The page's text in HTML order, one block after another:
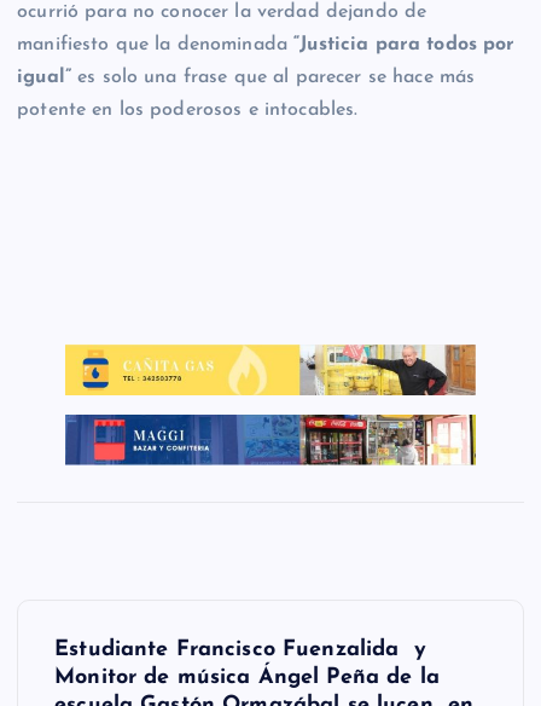
ocurrió para no conocer la verdad dejando de
manifiesto que la denominada“Justicia para todos por
igual”es solo una frase que al parecer se hace más
potente en los poderosos e intocables.
Estudiante Francisco Fuenzalida y
Monitor de música Ángel Peña de la